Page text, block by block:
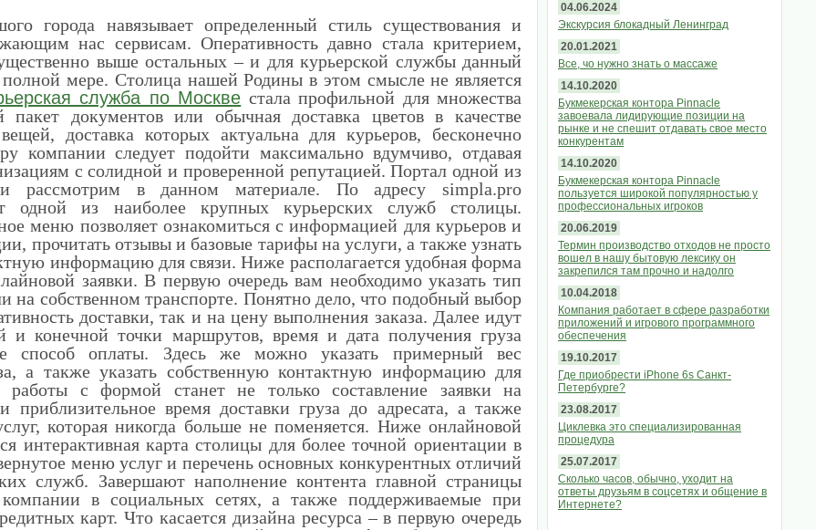
города навязывает определенный стиль существования и
нас сервисам. Оперативность давно стала критерием,
выше остальных – и для курьерской службы данный
полной мере. Столица нашей Родины в этом смысле не является
служба по Москве стала профильной для множества
документов или обычная доставка цветов в качестве
доставка которых актуальна для курьеров, бесконечно
компании следует подойти максимально вдумчиво, отдавая
с солидной и проверенной репутацией. Портал одной из
рассмотрим в данном материале. По адресу simpla.pro
одной из наиболее крупных курьерских служб столицы.
меню позволяет ознакомиться с информацией для курьеров и
прочитать отзывы и базовые тарифы на услуги, а также узнать
информацию для связи. Ниже располагается удобная форма
заявки. В первую очередь вам необходимо указать тип
на собственном транспорте. Понятно дело, что подобный выбор
доставки, так и на цену выполнения заказа. Далее идут
и конечной точки маршрутов, время и дата получения груза
способ оплаты. Здесь же можно указать примерный вес
а также указать собственную контактную информацию для
работы с формой станет не только составление заявки на
приблизительное время доставки груза до адресата, а также
которая никогда больше не поменяется. Ниже онлайновой
интерактивная карта столицы для более точной ориентации в
меню услуг и перечень основных конкурентных отличий
служб. Завершают наполнение контента главной страницы
компании в социальных сетях, а также поддерживаемые при
карт. Что касается дизайна ресурса – в первую очередь
04.06.2024
Экскурсия блокадный Ленинград
20.01.2021
Все, чо нужно знать о массаже
14.10.2020
Букмекерская контора Pinnacle
завоевала лидирующие позиции на
рынке и не спешит отдавать свое место
конкурентам
14.10.2020
Букмекерская контора Pinnacle
пользуется широкой популярностью у
профессиональных игроков
20.06.2019
Термин производство отходов не просто
вошел в нашу бытовую лексику он
закрепился там прочно и надолго
10.04.2018
Компания работает в сфере разработки
приложений и игрового программного
обеспечения
19.10.2017
Где приобрести iPhone 6s Санкт-
Петербурге?
23.08.2017
Циклевка это специализированная
процедура
25.07.2017
Сколько часов, обычно, уходит на
ответы друзьям в соцсетях и общение в
Интернете?